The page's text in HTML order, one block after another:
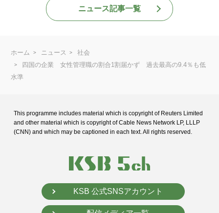
ニュース記事一覧
ホーム ニュース
社会
四国の企業 女性管理職の割合1割届かず 過去最高の9.4％も低
水準
This programme includes material which is copyright of Reuters Limited
and other material which is copyright of Cable News Network LP, LLLP
(CNN) and which may be captioned in each text. All rights reserved.
KSB 公式SNSアカウント